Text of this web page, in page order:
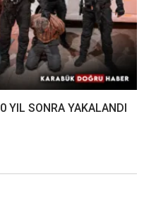
YIL SONRA YAKALANDI